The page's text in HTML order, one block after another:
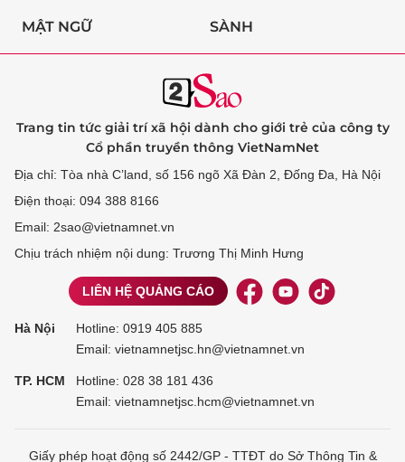
MẬT NGỮ SÀNH
Trang tin tức giải trí xã hội dành cho giới trẻ của công ty
Cổ phần truyền thông VietNamNet
Địa chỉ: Tòa nhà C’land, số 156 ngõ Xã Đàn 2, Đống Đa, Hà Nội
Điện thoại: 094 388 8166
Email: 2sao@vietnamnet.vn
Chịu trách nhiệm nội dung: Trương Thị Minh Hưng
LIÊN HỆ QUẢNG CÁO
Hà Nội Hotline: 0919 405 885
Email: vietnamnetjsc.hn@vietnamnet.vn
TP. HCM Hotline: 028 38 181 436
Email: vietnamnetjsc.hcm@vietnamnet.vn
Giấy phép hoạt động số 2442/GP - TTĐT do Sở Thông Tin &